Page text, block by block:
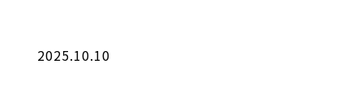
2025.10.10